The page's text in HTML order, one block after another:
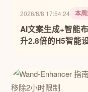
2026/8/8 17:54:24 本
AI文案生成+智能
升2.8倍的H5智能